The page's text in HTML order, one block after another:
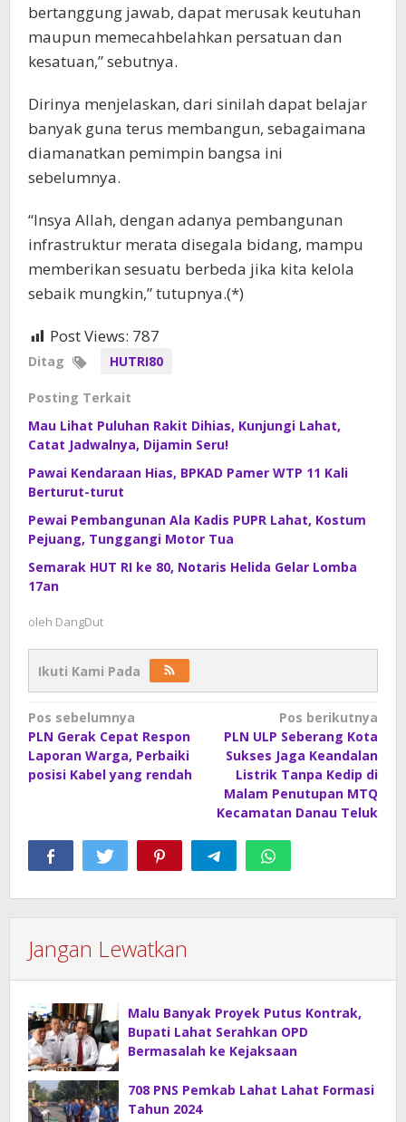
bertanggung jawab, dapat merusak keutuhan
maupun memecahbelahkan persatuan dan
kesatuan,” sebutnya.
Dirinya menjelaskan, dari sinilah dapat belajar
banyak guna terus membangun, sebagaimana
diamanatkan pemimpin bangsa ini
sebelumnya.
“Insya Allah, dengan adanya pembangunan
infrastruktur merata disegala bidang, mampu
memberikan sesuatu berbeda jika kita kelola
sebaik mungkin,” tutupnya.(*)
Post Views: 787
Ditag HUTRI80
Posting Terkait
Mau Lihat Puluhan Rakit Dihias, Kunjungi Lahat,
Catat Jadwalnya, Dijamin Seru!
Pawai Kendaraan Hias, BPKAD Pamer WTP 11 Kali
Berturut-turut
Pewai Pembangunan Ala Kadis PUPR Lahat, Kostum
Pejuang, Tunggangi Motor Tua
Semarak HUT RI ke 80, Notaris Helida Gelar Lomba
17an
oleh DangDut
Ikuti Kami Pada
Navigasi
pos
Pos sebelumnya
PLN Gerak Cepat Respon
Laporan Warga, Perbaiki
posisi Kabel yang rendah
Pos berikutnya
PLN ULP Seberang Kota
Sukses Jaga Keandalan
Listrik Tanpa Kedip di
Malam Penutupan MTQ
Kecamatan Danau Teluk
Jangan Lewatkan
Malu Banyak Proyek Putus Kontrak,
Bupati Lahat Serahkan OPD
Bermasalah ke Kejaksaan
708 PNS Pemkab Lahat Lahat Formasi
Tahun 2024